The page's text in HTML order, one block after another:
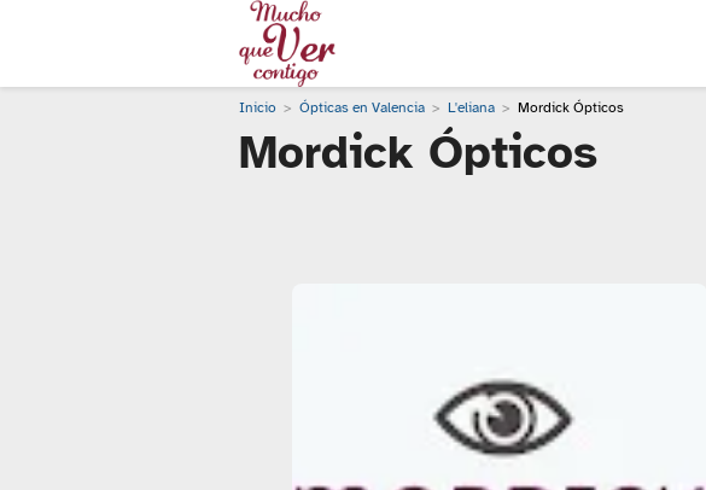
Inicio Ópticas en Valencia L'eliana Mordick Ópticos
Mordick Ópticos